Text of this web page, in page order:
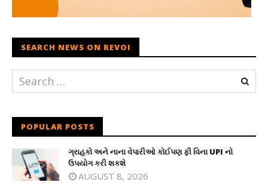
SEARCH NEWS ON REVOI
POPULAR POSTS
ગ્રાહકો અને નાના વેપારીઓ કોઈપણ ફી વિના UPI નો
ઉપયોગ કરી શકશે
AUGUST 8, 2026